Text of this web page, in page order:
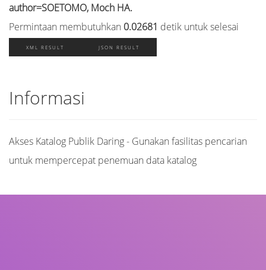
author=SOETOMO, Moch HA.
Permintaan membutuhkan 0.02681 detik untuk selesai
XML RESULT JSON RESULT
Informasi
Akses Katalog Publik Daring - Gunakan fasilitas pencarian
untuk mempercepat penemuan data katalog